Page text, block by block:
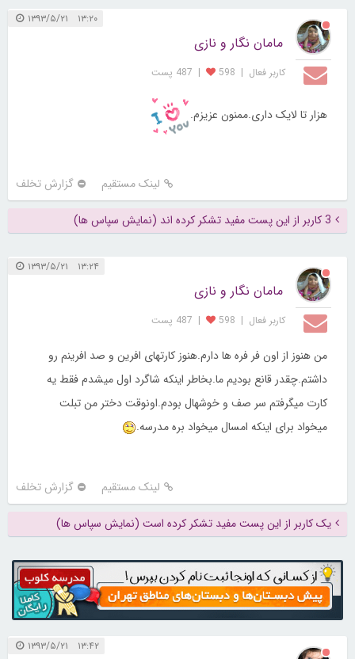
۱۳:۲۰ ۱۳۹۳/۵/۲۱
مامان نگار و نازی
کاربر فعال |
598
| 487 پست
هزار تا لایک داری.ممنون عزیزم.
لینک مستقیم گزارش تخلف
3 کاربر از این پست مفید تشکر کرده اند (نمایش سپاس ها)
۱۳:۲۴ ۱۳۹۳/۵/۲۱
مامان نگار و نازی
کاربر فعال |
598
| 487 پست
من هنوز از اون فر فره ها دارم.هنوز کارتهای افرین و صد افرینم رو
داشتم.چقدر قانع بودیم ما.بخاطر اینکه شاگرد اول میشدم فقط یه
کارت میگرفتم سر صف و خوشهال بودم.اونوقت دختر من تبلت
میخواد برای اینکه امسال میخواد بره مدرسه.
لینک مستقیم گزارش تخلف
یک کاربر از این پست مفید تشکر کرده است (نمایش سپاس ها)
۱۳:۴۲ ۱۳۹۳/۵/۲۱